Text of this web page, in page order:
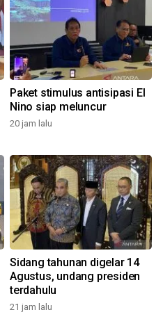
Paket stimulus antisipasi El
Nino siap meluncur
20 jam lalu
Sidang tahunan digelar 14
Agustus, undang presiden
terdahulu
21 jam lalu